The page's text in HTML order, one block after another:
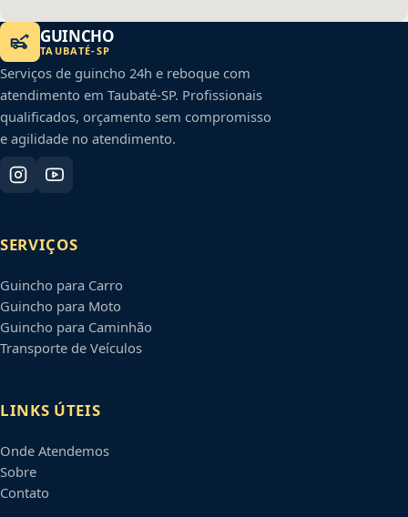
GUINCHO
TAUBATÉ-SP
Serviços de guincho 24h e reboque com
atendimento em Taubaté-SP. Profissionais
qualificados, orçamento sem compromisso
e agilidade no atendimento.
SERVIÇOS
Guincho para Carro
Guincho para Moto
Guincho para Caminhão
Transporte de Veículos
LINKS ÚTEIS
Onde Atendemos
Sobre
Contato